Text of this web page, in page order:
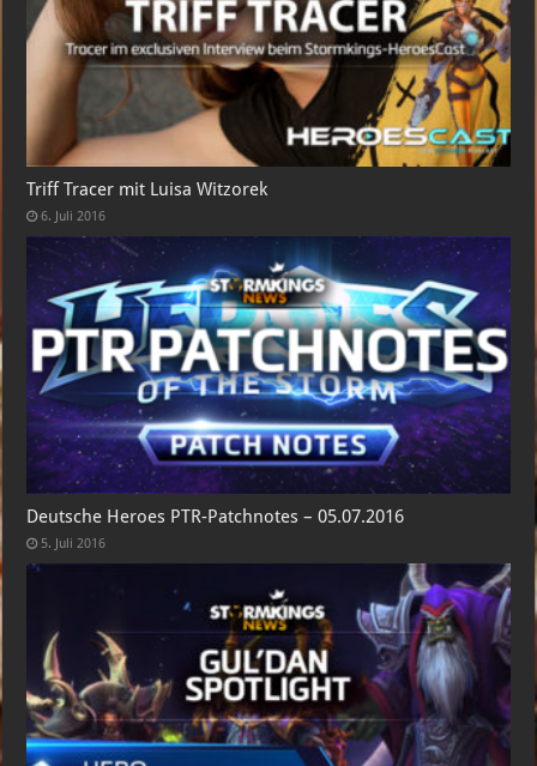
Triff Tracer mit Luisa Witzorek
6. Juli 2016
Deutsche Heroes PTR-Patchnotes – 05.07.2016
5. Juli 2016